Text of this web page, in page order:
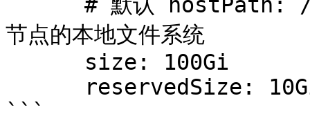
节点的本地文件系统
```